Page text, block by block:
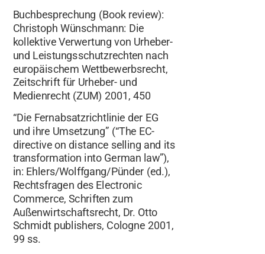
Buchbesprechung (Book review):
Christoph Wünschmann: Die
kollektive Verwertung von Urheber-
und Leistungsschutzrechten nach
europäischem Wettbewerbsrecht,
Zeitschrift für Urheber- und
Medienrecht (ZUM) 2001, 450
“Die Fernabsatzrichtlinie der EG
und ihre Umsetzung” (“The EC-
directive on distance selling and its
transformation into German law”),
in: Ehlers/Wolffgang/Pünder (ed.),
Rechtsfragen des Electronic
Commerce, Schriften zum
Außenwirtschaftsrecht, Dr. Otto
Schmidt publishers, Cologne 2001,
99 ss.